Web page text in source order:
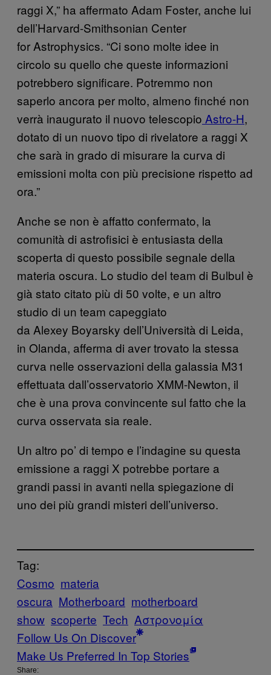
raggi X,” ha affermato Adam Foster, anche lui
dell’Harvard-Smithsonian Center
for Astrophysics. “Ci sono molte idee in
circolo su quello che queste informazioni
potrebbero significare. Potremmo non
saperlo ancora per molto, almeno finché non
verrà inaugurato il nuovo telescopio Astro-H,
dotato di un nuovo tipo di rivelatore a raggi X
che sarà in grado di misurare la curva di
emissioni molta con più precisione rispetto ad
ora.”
Anche se non è affatto confermato, la
comunità di astrofisici è entusiasta della
scoperta di questo possibile segnale della
materia oscura. Lo studio del team di Bulbul è
già stato citato più di 50 volte, e un altro
studio di un team capeggiato
da Alexey Boyarsky dell’Università di Leida,
in Olanda, afferma di aver trovato la stessa
curva nelle osservazioni della galassia M31
effettuata dall’osservatorio XMM-Newton, il
che è una prova convincente sul fatto che la
curva osservata sia reale.
Un altro po’ di tempo e l’indagine su questa
emissione a raggi X potrebbe portare a
grandi passi in avanti nella spiegazione di
uno dei più grandi misteri dell’universo.
Tag:
Cosmo materia
oscura Motherboard motherboard
show scoperte Tech Αστρονομία
Follow Us On Discover
Make Us Preferred In Top Stories
Share: